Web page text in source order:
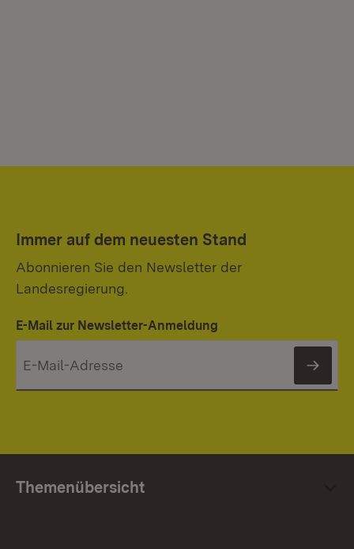
Immer auf dem neuesten Stand
Abonnieren Sie den Newsletter der
Landesregierung.
E-Mail zur Newsletter-Anmeldung
Themenübersicht